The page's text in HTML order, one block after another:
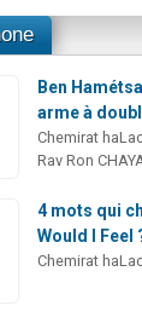
Ben
arme à
Chemirat
Rav Ron
4 mots qui
Would I Feel
Chemirat